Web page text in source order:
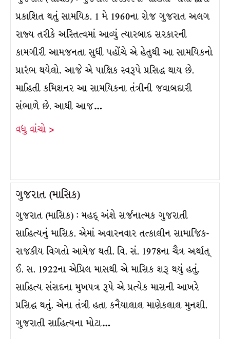
પ્રકાશિત થતું સામયિક. 1 મે 1960ના રોજ ગુજરાત અલગ
રાજ્ય તરીકે અસ્તિત્વમાં આવ્યું ત્યારબાદ સરકારની
કામગીરી આમજનતા સુધી પહોંચે એ હેતુથી આ સામયિકનો
પ્રારંભ થયેલો. આજે એ પાક્ષિક સ્વરૂપે પ્રસિદ્ધ થાય છે.
માહિતી કમિશનર આ સામયિકના તંત્રીની જવાબદારી
સંભાળે છે. આથી આજ…
વધુ વાંચો >
ગુજરાત (માસિક)
ગુજરાત (માસિક) : મહદ્ અંશે સર્જનાત્મક ગુજરાતી
સાહિત્યનું માસિક. એમાં અવારનવાર તત્કાલીન સામાજિક-
રાજકીય વિગતો આમેજ થતી. વિ. સં. 1978ના ચૈત્ર અર્થાત્
ઈ. સ. 1922ના એપ્રિલ માસથી એ માસિક શરૂ થયું હતું.
સાહિત્ય સંસદના મુખપત્ર રૂપે એ પ્રત્યેક માસની આખરે
પ્રસિદ્ધ થતું. એના તંત્રી હતા કનૈયાલાલ માણેકલાલ મુનશી.
ગુજરાતી સાહિત્યના મોટા…